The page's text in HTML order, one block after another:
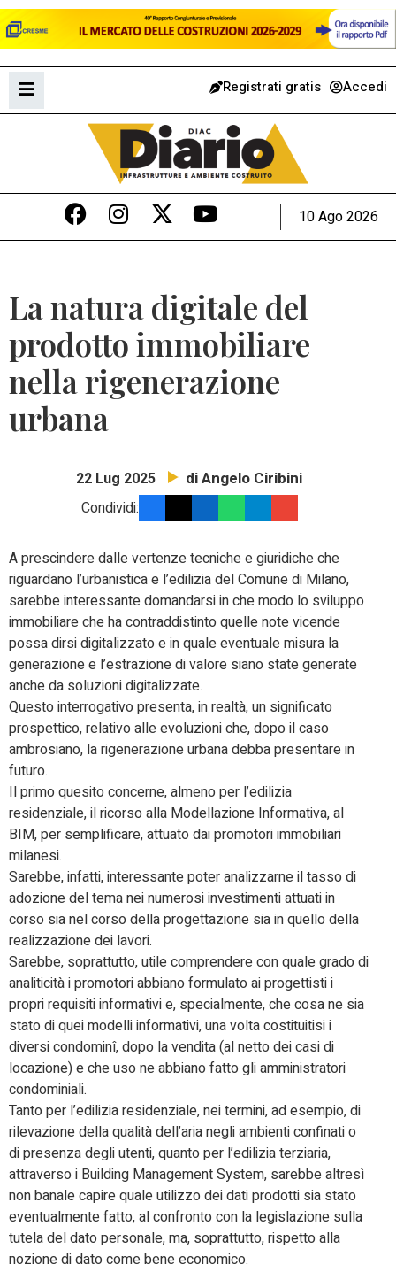
Registrati gratis Accedi
10 Ago 2026
La natura digitale del
prodotto immobiliare
nella rigenerazione
urbana
22 Lug 2025 di Angelo Ciribini
Condividi:
A prescindere dalle vertenze tecniche e giuridiche che
riguardano l’urbanistica e l’edilizia del Comune di Milano,
sarebbe interessante domandarsi in che modo lo sviluppo
immobiliare che ha contraddistinto quelle note vicende
possa dirsi digitalizzato e in quale eventuale misura la
generazione e l’estrazione di valore siano state generate
anche da soluzioni digitalizzate.
Questo interrogativo presenta, in realtà, un significato
prospettico, relativo alle evoluzioni che, dopo il caso
ambrosiano, la rigenerazione urbana debba presentare in
futuro.
Il primo quesito concerne, almeno per l’edilizia
residenziale, il ricorso alla Modellazione Informativa, al
BIM, per semplificare, attuato dai promotori immobiliari
milanesi.
Sarebbe, infatti, interessante poter analizzarne il tasso di
adozione del tema nei numerosi investimenti attuati in
corso sia nel corso della progettazione sia in quello della
realizzazione dei lavori.
Sarebbe, soprattutto, utile comprendere con quale grado di
analiticità i promotori abbiano formulato ai progettisti i
propri requisiti informativi e, specialmente, che cosa ne sia
stato di quei modelli informativi, una volta costituitisi i
diversi condominî, dopo la vendita (al netto dei casi di
locazione) e che uso ne abbiano fatto gli amministratori
condominiali.
Tanto per l’edilizia residenziale, nei termini, ad esempio, di
rilevazione della qualità dell’aria negli ambienti confinati o
di presenza degli utenti, quanto per l’edilizia terziaria,
attraverso i Building Management System, sarebbe altresì
non banale capire quale utilizzo dei dati prodotti sia stato
eventualmente fatto, al confronto con la legislazione sulla
tutela del dato personale, ma, soprattutto, rispetto alla
nozione di dato come bene economico.